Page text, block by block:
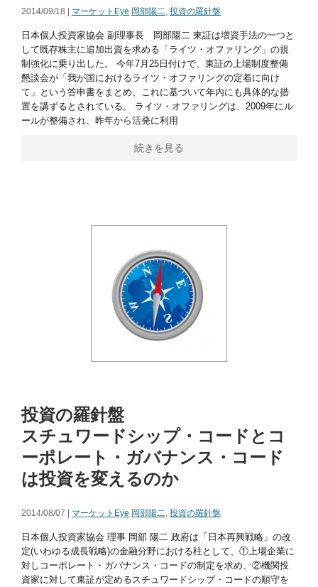
2014/09/18 | マーケットEye 岡部陽二, 投資の羅針盤
日本個人投資家協会 副理事長 岡部陽二 東証は増資手法の一つと
して既存株主に追加出資を求める「ライツ・オファリング」の規
制強化に乗り出した。 今年7月25日付けで、東証の上場制度整備
懇談会が「我が国におけるライツ・オファリングの定着に向け
て」という答申書をまとめ、これに基づいて年内にも具体的な措
置を講ずるとされている。 ライツ・オファリングは、2009年にル
ールが整備され、昨年から活発に利用
続きを見る
投資の羅針盤
スチュワードシップ・コードとコ
ーポレート・ガバナンス・コード
は投資を変えるのか
2014/08/07 | マーケットEye 岡部陽二, 投資の羅針盤
日本個人投資家協会 理事 岡部 陽二 政府は「日本再興戦略」の改
定(いわゆる成長戦略)の金融分野における柱として、①上場企業に
対しコーポレート・ガバナンス・コードの制定を求め、②機関投
資家に対して東証が定めるスチュワードシップ・コードの順守を